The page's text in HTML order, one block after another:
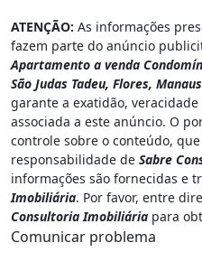
ATENÇÃO: As informações
fazem parte do anúncio
Apartamento a venda
São Judas Tadeu, Flores, Manaus
garante a exatidão,
associada a este anúncio. O
controle sobre o conteúdo,
responsabilidade de Sabre
informações são fornecidas e
Imobiliária. Por favor, entre
Consultoria Imobiliária para
Comunicar problema